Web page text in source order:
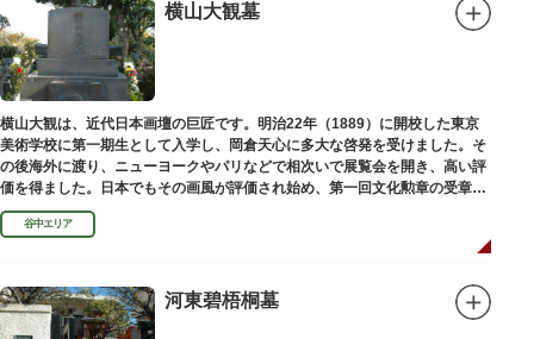
横山大観墓
横山大観は、近代日本画壇の巨匠です。明治22年（1889）に開校した東京
美術学校に第一期生として入学し、岡倉天心に多大な啓発を受けました。そ
の後海外に渡り、ニューヨークやパリなどで相次いで展覧会を開き、高い評
価を得ました。日本でもその画風が評価され始め、第一回文化勲章の受章者
となりました。お墓は谷中霊園にあります。
谷中エリア
河東碧梧桐墓